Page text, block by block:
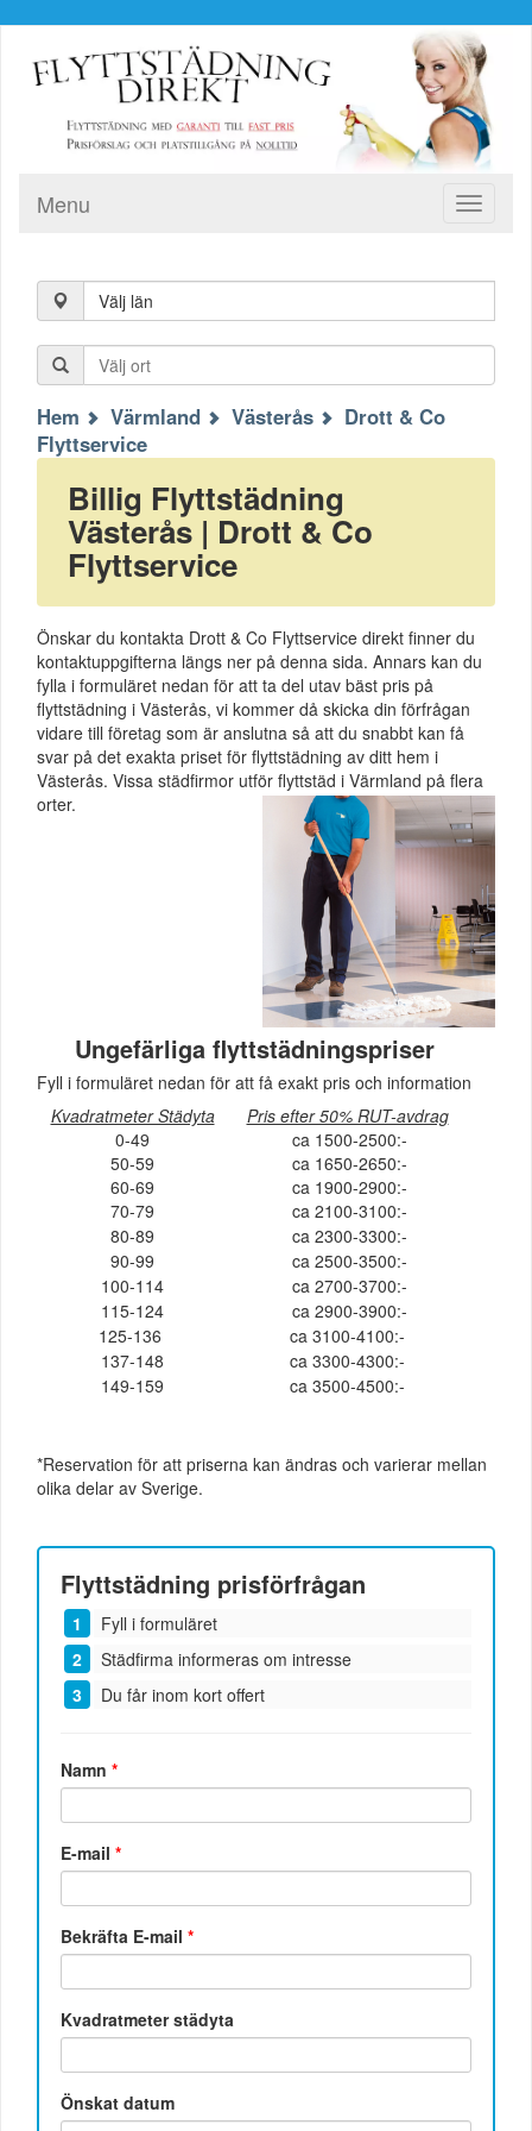
Toggle
Menu
Välj län
Hem Värmland Västerås
Drott & Co
Flyttservice
Billig Flyttstädning
Västerås | Drott & Co
Flyttservice
Önskar du kontakta Drott & Co Flyttservice direkt finner du
kontaktuppgifterna längs ner på denna sida. Annars kan du
fylla i formuläret nedan för att ta del utav bäst pris på
flyttstädning i Västerås, vi kommer då skicka din förfrågan
vidare till företag som är anslutna så att du snabbt kan få
svar på det exakta priset för flyttstädning av ditt hem i
Västerås. Vissa städfirmor utför flyttstäd i Värmland på flera
orter.
Ungefärliga flyttstädningspriser
Fyll i formuläret nedan för att få exakt pris och information
Kvadratmeter Städyta
Pris efter 50% RUT-avdrag
0-49
ca 1500-2500:-
50-59
ca 1650-2650:-
60-69
ca 1900-2900:-
70-79
ca 2100-3100:-
80-89
ca 2300-3300:-
90-99
ca 2500-3500:-
100-114
ca 2700-3700:-
115-124
ca 2900-3900:-
125-136
ca 3100-4100:-
137-148
ca 3300-4300:-
149-159
ca 3500-4500:-
*Reservation för att priserna kan ändras och varierar mellan
olika delar av Sverige.
Flyttstädning prisförfrågan
Fyll i formuläret
Städfirma informeras om intresse
Du får inom kort offert
Namn*
E-mail*
Bekräfta E-mail*
Kvadratmeter städyta
Önskat datum